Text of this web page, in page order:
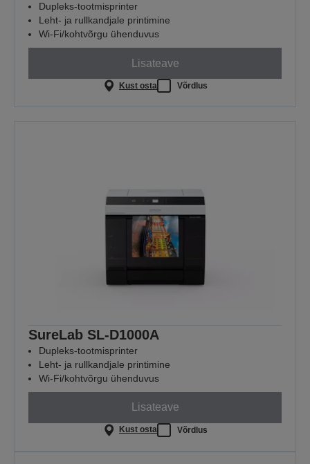
Dupleks-tootmisprinter
Leht- ja rullkandjale printimine
Wi-Fi/kohtvõrgu ühenduvus
Lisateave
Kust osta Võrdlus
SureLab SL-D1000A
Dupleks-tootmisprinter
Leht- ja rullkandjale printimine
Wi-Fi/kohtvõrgu ühenduvus
Lisateave
Kust osta Võrdlus